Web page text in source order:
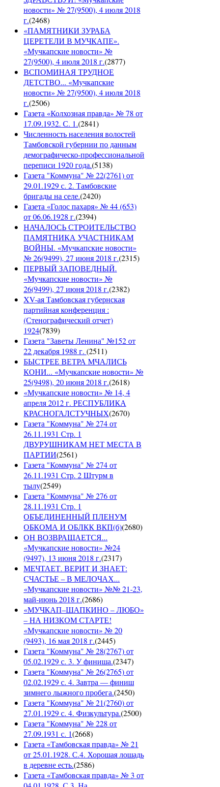
новости» № 27(9500), 4 июля 2018
г.(2468)
«ПАМЯТНИКИ ЗУРАБА
ЦЕРЕТЕЛИ В МУЧКАПЕ».
«Мучкапские новости» №
27(9500), 4 июля 2018 г.(2877)
ВСПОМИНАЯ ТРУДНОЕ
ДЕТСТВО... «Мучкапские
новости» № 27(9500), 4 июля 2018
г.(2506)
Газета «Колхозная правда» № 78 от
17.09.1932. С. 1.(2841)
Численность населения волостей
Тамбовской губернии по данным
демографическо-профессиональной
переписи 1920 года.(5138)
Газета "Коммуна" № 22(2761) от
29.01.1929 с. 2. Тамбовские
бригады на селе.(2420)
Газета «Голос пахаря» № 44 (653)
от 06.06.1928 г.(2394)
НАЧАЛОСЬ СТРОИТЕЛЬСТВО
ПАМЯТНИКА УЧАСТНИКАМ
ВОЙНЫ. «Мучкапские новости»
№ 26(9499), 27 июня 2018 г.(2315)
ПЕРВЫЙ ЗАПОВЕДНЫЙ.
«Мучкапские новости» №
26(9499), 27 июня 2018 г.(2382)
XV-ая Тамбовская губернская
партийная конференция :
(Стенографический отчет)
1924(7839)
Газета "Заветы Ленина" №152 от
22 декабря 1988 г. (2511)
БЫСТРЕЕ ВЕТРА МЧАЛИСЬ
КОНИ... «Мучкапские новости» №
25(9498), 20 июня 2018 г.(2618)
«Мучкапские новости» № 14, 4
апреля 2012 г. РЕСПУБЛИКА
КРАСНОГАЛСТУЧНЫХ(2670)
Газета "Коммуна" № 274 от
26.11.1931 Стр. 1
ДВУРУШНИКАМ НЕТ МЕСТА В
ПАРТИИ(2561)
Газета "Коммуна" № 274 от
26.11.1931 Стр. 2 Штурм в
тылу(2549)
Газета "Коммуна" № 276 от
28.11.1931 Стр. 1
ОБЪЕДИНЕННЫЙ ПЛЕНУМ
ОБКОМА И ОБЛКК ВКП(б)(2680)
ОН ВОЗВРАЩАЕТСЯ...
«Мучкапские новости» №24
(9497), 13 июня 2018 г.(2317)
МЕЧТАЕТ. ВЕРИТ И ЗНАЕТ:
СЧАСТЬЕ – В МЕЛОЧАХ...
«Мучкапские новости» №№ 21-23,
май-июнь 2018 г.(2686)
«МУЧКАП–ШАПКИНО – ЛЮБО»
– НА НИЗКОМ СТАРТЕ!
«Мучкапские новости» № 20
(9493), 16 мая 2018 г.(2445)
Газета "Коммуна" № 28(2767) от
05.02.1929 с. 3. У финиша.(2347)
Газета "Коммуна" № 26(2765) от
02.02.1929 с. 4. Завтра — финиш
зимнего лыжного пробега.(2450)
Газета "Коммуна" № 21(2760) от
27.01.1929 с. 4. Физкультура.(2500)
Газета "Коммуна" № 228 от
27.09.1931 с. 1(2668)
Газета «Тамбовская правда» № 21
от 25.01.1928. С.4. Хорошая лошадь
в деревне есть.(2586)
Газета «Тамбовская правда» № 3 от